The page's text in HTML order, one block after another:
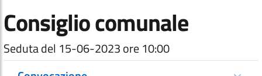
Consiglio comunale
Seduta del 15-06-2023 ore 10:00